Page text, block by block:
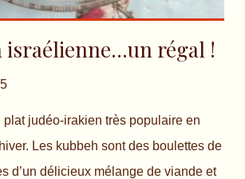
israélienne…un régal !
plat judéo-irakien très populaire en
Les kubbeh sont des boulettes de
d’un délicieux mélange de viande et